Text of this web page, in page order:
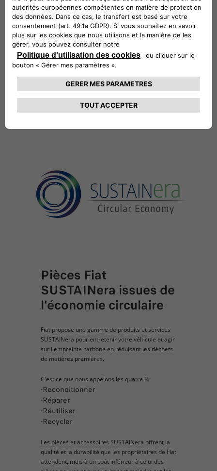
Ajustement parfait
Seules les pièces d’origine Fiat de
Mopar® sont parfaitement adaptées à la
configuration et au design de chaque
véhicule.
Cela signifie que vous pouvez compter
sur un remplacement facile avec des
pièces qui s’intègrent précisément à
chaque situation.
CONTACTER VOTRE RÉPARATEUR AGRÉÉ
Pièces Fiat
SUSTAINera issues de
l'économie circulaire
Fiat propose une gamme de produits et services
SUSTAINera pour entretenir votre véhicule et agir
sur l'empreinte carbone en réduisant les déchets
de matières premières.
C'est ce que nous appelons les quatre R.
-Reconditionner
-Réparer
-Réutiliser
-Recycler
Les pièces et accessoires SUSTAINera offrent la
qualité et la durabilité que les propriétaires de Fiat
attendent, mais à un coût inférieur à celui des